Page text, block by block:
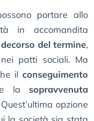
portare allo
in accomandita
decorso del termine,
patti sociali. Ma
il conseguimento
la sopravvenuta
opzione